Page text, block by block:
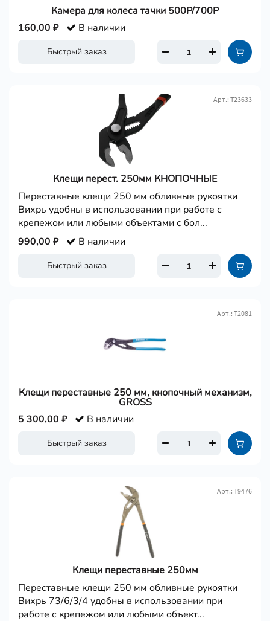
Камера для колеса тачки 500Р/700Р
Быстрый заказ
160,00 ₽ В наличии
Клещи перест. 250мм КНОПОЧНЫЕ
Арт.: Т23633
Переставные клещи 250 мм обливные рукоятки
Вихрь удобны в использовании при работе с
крепежом или любыми объектами с бол...
Быстрый заказ
990,00 ₽ В наличии
Клещи переставные 250 мм, кнопочный механизм,
GROSS
Арт.: Т2081
Быстрый заказ
5 300,00 ₽ В наличии
Клещи переставные 250мм
Арт.: Т9476
Переставные клещи 250 мм обливные рукоятки
Вихрь 73/6/3/4 удобны в использовании при
работе с крепежом или любыми объект...